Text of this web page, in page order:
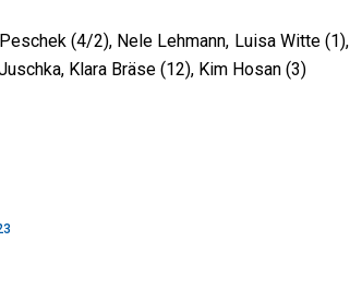
(4/2), Nele Lehmann, Luisa Witte (1),
Klara Bräse (12), Kim Hosan (3)